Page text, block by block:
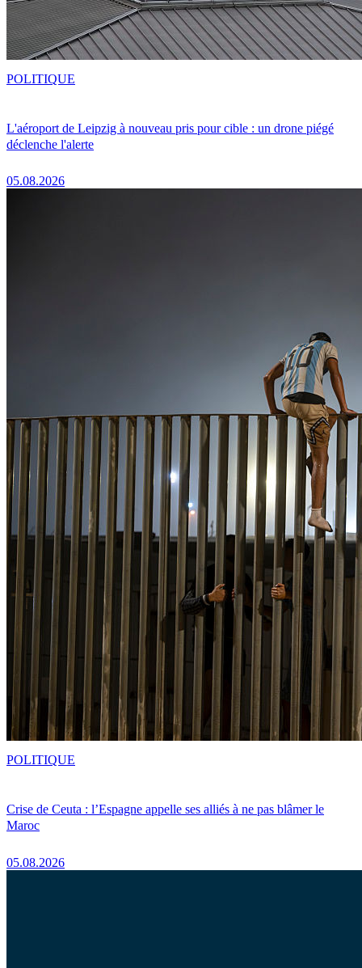
L'aéroport de Leipzig à nouveau pris pour cible : un drone piégé
déclenche l'alerte
05.08.2026
POLITIQUE
Crise de Ceuta : l’Espagne appelle ses alliés à ne pas blâmer le
Maroc
05.08.2026
POLITIQUE